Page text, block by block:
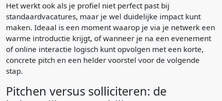
Het werkt ook als je profiel niet perfect past bij
standaardvacatures, maar je wel duidelijke impact kunt
maken. Ideaal is een moment waarop je via je netwerk een
warme introductie krijgt, of wanneer je na een evenement
of online interactie logisch kunt opvolgen met een korte,
concrete pitch en een helder voorstel voor de volgende
stap.
Pitchen versus solliciteren: de